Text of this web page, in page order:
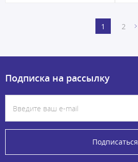
1 2
Подписка на рассылку
Подписаться